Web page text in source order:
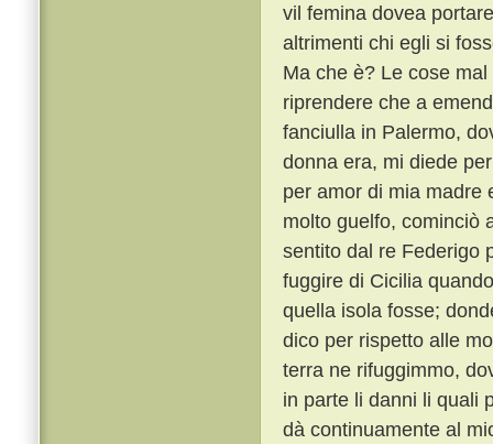
vil femina dovea
altrimenti chi egli si
Ma che è? Le cose
riprendere che a
fanciulla in Palermo,
donna era, mi diede
per amor di mia madre
molto guelfo, cominciò
sentito dal re Federigo
fuggire di Cicilia
quella isola fosse;
dico per rispetto alle
terra ne rifuggimmo,
in parte li danni li quali
dà continuamente al